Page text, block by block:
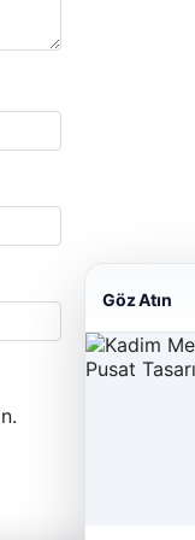
Göz Atın